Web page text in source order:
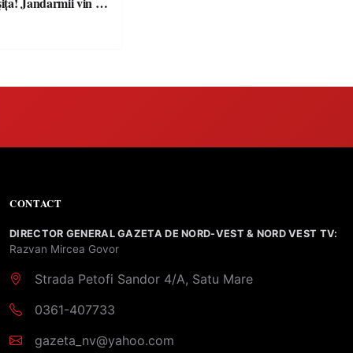
CONTACT
DIRECTOR GENERAL GAZETA DE NORD-VEST & NORD VEST TV:
Razvan Mircea Govor
Strada Petofi Sandor 4/A, Satu Mare
0361-407733
gazeta_nv@yahoo.com